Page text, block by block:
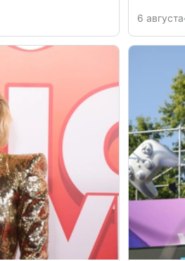
6 августа